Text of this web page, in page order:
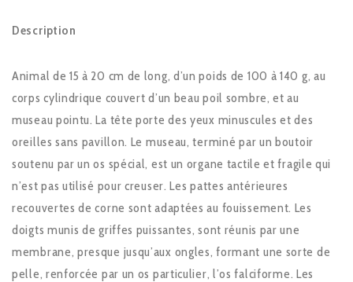
Description
Animal de 15 à 20 cm de long, d’un poids de 100 à 140 g, au
corps cylindrique couvert d’un beau poil sombre, et au
museau pointu. La tête porte des yeux minuscules et des
oreilles sans pavillon. Le museau, terminé par un boutoir
soutenu par un os spécial, est un organe tactile et fragile qui
n’est pas utilisé pour creuser. Les pattes antérieures
recouvertes de corne sont adaptées au fouissement. Les
doigts munis de griffes puissantes, sont réunis par une
membrane, presque jusqu’aux ongles, formant une sorte de
pelle, renforcée par un os particulier, l’os falciforme. Les